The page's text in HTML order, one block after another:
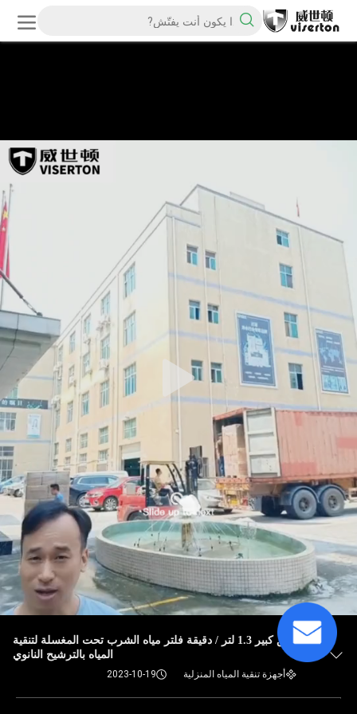
تدفق كبير 1.3 لتر / دقيقة فلتر مياه الشرب تحت المغسلة لتنقية
المياه بالترشيح النانوي
أجهزة تنقية المياه المنزلية 2023-10-19